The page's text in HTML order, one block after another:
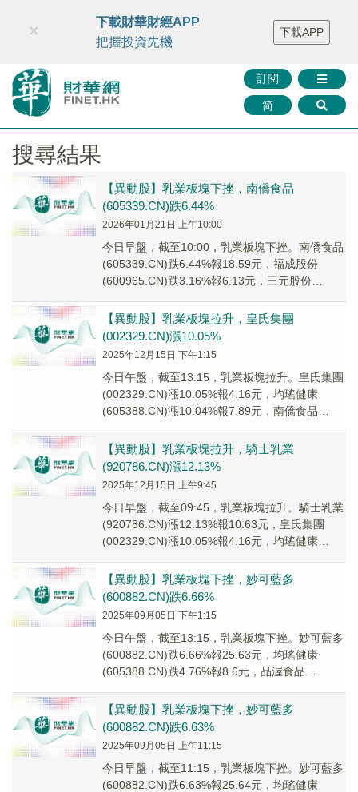
財華智庫網 FINTV FINMETA 財華證券 媒體矩陣
智庫沙龍
聯絡我們
訂閱
简
×
下載財華財經APP
把握投資先機
下載APP
搜尋結果
【異動股】乳業板塊下挫，南僑食品
(605339.CN)跌6.44%
2026年01月21日 上午10:00
今日早盤，截至10:00，乳業板塊下挫。南僑食品
(605339.CN)跌6.44%報18.59元，福成股份
(600965.CN)跌3.16%報6.13元，三元股份
【異動股】乳業板塊拉升，皇氏集團
(002329.CN)漲10.05%
2025年12月15日 下午1:15
今日午盤，截至13:15，乳業板塊拉升。皇氏集團
(002329.CN)漲10.05%報4.16元，均瑤健康
(605388.CN)漲10.04%報7.89元，南僑食品
【異動股】乳業板塊拉升，騎士乳業
(920786.CN)漲12.13%
2025年12月15日 上午9:45
今日早盤，截至09:45，乳業板塊拉升。騎士乳業
(920786.CN)漲12.13%報10.63元，皇氏集團
(002329.CN)漲10.05%報4.16元，均瑤健康
【異動股】乳業板塊下挫，妙可藍多
(600882.CN)跌6.66%
2025年09月05日 下午1:15
今日午盤，截至13:15，乳業板塊下挫。妙可藍多
(600882.CN)跌6.66%報25.63元，均瑤健康
(605388.CN)跌4.76%報8.6元，品渥食品
【異動股】乳業板塊下挫，妙可藍多
(600882.CN)跌6.63%
2025年09月05日 上午11:15
今日早盤，截至11:15，乳業板塊下挫。妙可藍多
(600882.CN)跌6.63%報25.64元，均瑤健康